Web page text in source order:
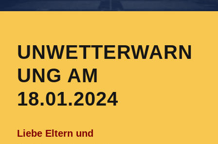
UNWETTERWARN
UNG AM
18.01.2024
Liebe Eltern und